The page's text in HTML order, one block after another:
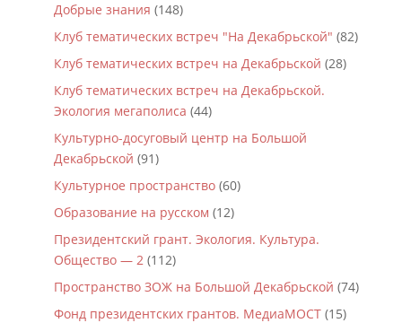
Добрые знания (148)
Клуб тематических встреч "На Декабрьской" (82)
Клуб тематических встреч на Декабрьской (28)
Клуб тематических встреч на Декабрьской.
Экология мегаполиса (44)
Культурно-досуговый центр на Большой
Декабрьской (91)
Культурное пространство(60)
Образование на русском (12)
Президентский грант. Экология. Культура.
Общество — 2(112)
Пространство ЗОЖ на Большой Декабрьской (74)
Фонд президентских грантов. МедиаМОСТ(15)